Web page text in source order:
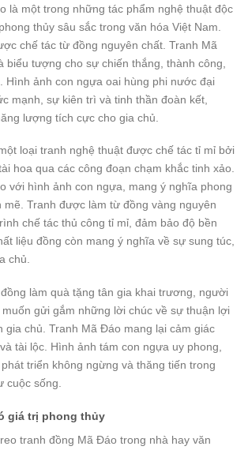
là một trong những tác phẩm nghệ thuật độc
thủy sâu sắc trong văn hóa Việt Nam.
chế tác từ đồng nguyên chất. Tranh Mã
biểu tượng cho sự chiến thắng, thành công,
Hình ảnh con ngựa oai hùng phi nước đại
mạnh, sự kiên trì và tinh thần đoàn kết,
lượng tích cực cho gia chủ.
loại tranh nghệ thuật được chế tác tỉ mỉ bởi
hoa qua các công đoạn chạm khắc tinh xảo.
với hình ảnh con ngựa, mang ý nghĩa phong
mẽ. Tranh được làm từ đồng vàng nguyên
chế tác thủ công tỉ mỉ, đảm bảo độ bền
liệu đồng còn mang ý nghĩa về sự sung túc,
chủ.
làm quà tặng tân gia khai trương, người
gửi gắm những lời chúc về sự thuận lợi
gia chủ. Tranh Mã Đáo mang lại cảm giác
tài lộc. Hình ảnh tám con ngựa uy phong,
triển không ngừng và thăng tiến trong
cuộc sống.
giá trị phong thủy
tranh đồng Mã Đáo trong nhà hay văn